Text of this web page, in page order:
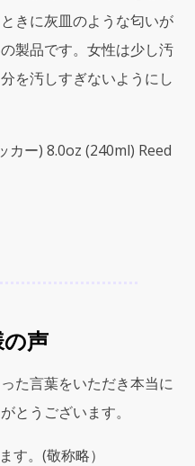
きに灰皿のような匂いが
製品です。女性は少し汚
を汚しすぎないようにし
カー) 8.0oz (240ml) Reed
声
た言葉をいただき本当に
とうございます。
す。(敬称略）